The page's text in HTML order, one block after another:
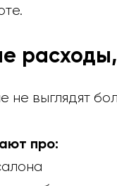
не выглядят
про: